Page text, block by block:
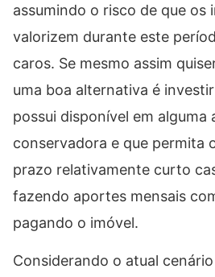
assumindo o risco de que os
valorizem durante este
caros. Se mesmo assim
uma boa alternativa é
possui disponível em alguma
conservadora e que permita
prazo relativamente curto
fazendo aportes mensais
pagando o imóvel.
Considerando o atual